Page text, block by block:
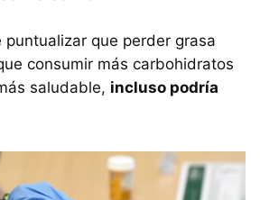
puntualizar que perder grasa
consumir más carbohidratos
saludable, incluso podría